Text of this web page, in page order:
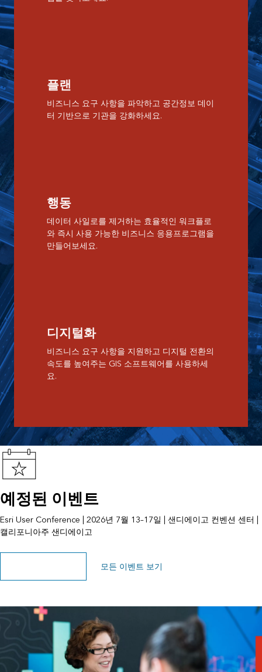
플랜
비즈니스 요구 사항을 파악하고 공간정보 데이
터 기반으로 기관을 강화하세요.
행동
데이터 사일로를 제거하는 효율적인 워크플로
와 즉시 사용 가능한 비즈니스 응용프로그램을
만들어보세요.
디지털화
비즈니스 요구 사항을 지원하고 디지털 전환의
속도를 높여주는 GIS 소프트웨어를 사용하세
요.
예정된 이벤트
Esri User Conference | 2026년 7월 13–17일 | 샌디에이고 컨벤션 센터 |
캘리포니아주 샌디에이고
모든 이벤트 보기